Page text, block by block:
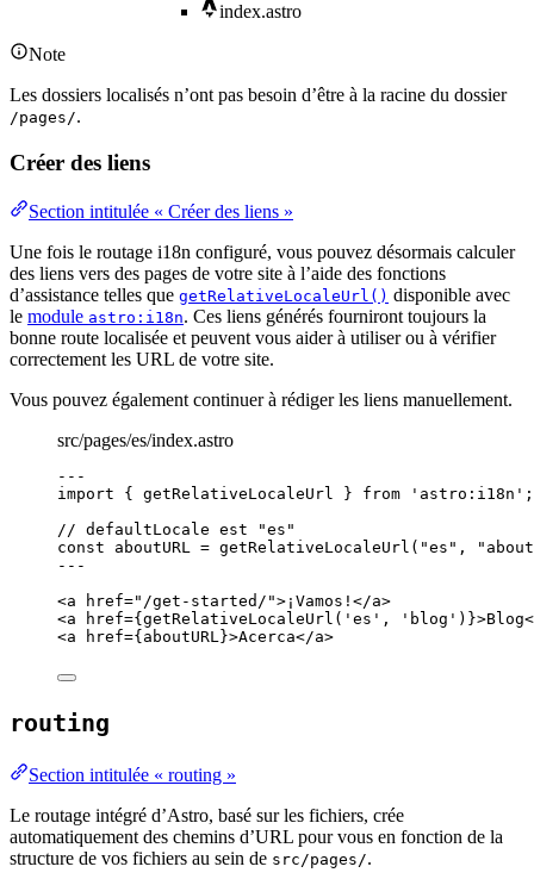
index.astro
Note
Les dossiers localisés n’ont pas besoin d’être à la racine du dossier
/pages/.
Créer des liens
Section intitulée « Créer des liens »
Une fois le routage i18n configuré, vous pouvez désormais calculer
des liens vers des pages de votre site à l’aide des fonctions
d’assistance telles que getRelativeLocaleUrl() disponible avec
le module astro:i18n. Ces liens générés fourniront toujours la
bonne route localisée et peuvent vous aider à utiliser ou à vérifier
correctement les URL de votre site.
Vous pouvez également continuer à rédiger les liens manuellement.
src/pages/es/index.astro
---
import { getRelativeLocaleUrl } from ' astro:i18n ' ;
// defaultLocale est "es"
const aboutURL = getRelativeLocaleUrl ( "es " , " about
---
<a href=" /get-started/ "> ¡Vamos! </a>
<a href={ getRelativeLocaleUrl ( ' es ' , ' blog ' ) }>Blog
<a href={ aboutURL }>Acerca</a>
routing
Section intitulée « routing »
Le routage intégré d’Astro, basé sur les fichiers, crée
automatiquement des chemins d’URL pour vous en fonction de la
structure de vos fichiers au sein de src/pages/.